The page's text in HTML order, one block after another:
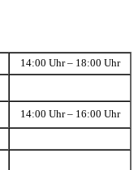
14:00 Uhr – 18:00 Uhr
14:00 Uhr – 16:00 Uhr